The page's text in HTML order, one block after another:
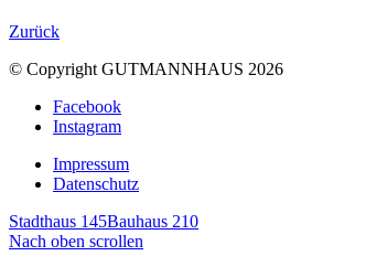
Zurück
© Copyright GUTMANNHAUS 2026
Facebook
Instagram
Impressum
Datenschutz
Stadthaus 145Bauhaus 210
Nach oben scrollen